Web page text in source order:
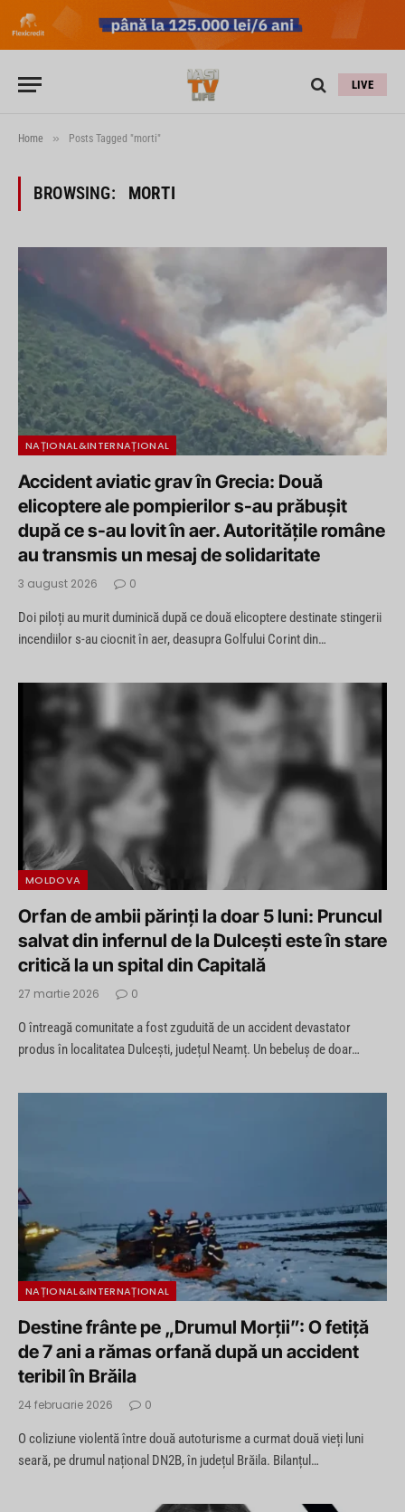
LIVE
Home » Posts Tagged "morti"
BROWSING: MORTI
NAȚIONAL&INTERNAȚIONAL
Accident aviatic grav în Grecia: Două
elicoptere ale pompierilor s-au prăbușit
după ce s-au lovit în aer. Autoritățile române
au transmis un mesaj de solidaritate
3 august 2026 0
Doi piloți au murit duminică după ce două elicoptere destinate stingerii
incendiilor s-au ciocnit în aer, deasupra Golfului Corint din…
MOLDOVA
Orfan de ambii părinți la doar 5 luni: Pruncul
salvat din infernul de la Dulcești este în stare
critică la un spital din Capitală
27 martie 2026 0
O întreagă comunitate a fost zguduită de un accident devastator
produs în localitatea Dulcești, județul Neamț. Un bebeluș de doar…
NAȚIONAL&INTERNAȚIONAL
Destine frânte pe „Drumul Morții”: O fetiță
de 7 ani a rămas orfană după un accident
teribil în Brăila
24 februarie 2026 0
O coliziune violentă între două autoturisme a curmat două vieți luni
seară, pe drumul național DN2B, în județul Brăila. Bilanțul…